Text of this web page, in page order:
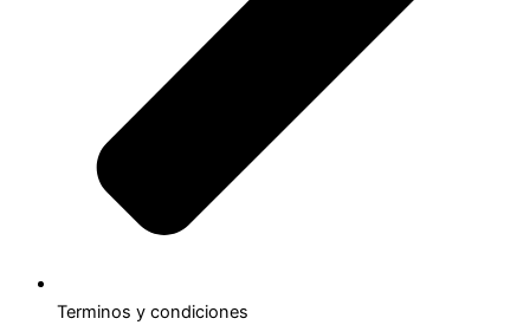
Terminos y condiciones